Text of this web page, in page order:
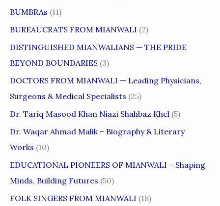
BUMBRAs (11)
BUREAUCRATS FROM MIANWALI (2)
DISTINGUISHED MIANWALIANS — THE PRIDE
BEYOND BOUNDARIES (3)
DOCTORS FROM MIANWALI — Leading Physicians,
Surgeons & Medical Specialists (25)
Dr. Tariq Masood Khan Niazi Shahbaz Khel (5)
Dr. Waqar Ahmad Malik – Biography & Literary
Works (10)
EDUCATIONAL PIONEERS OF MIANWALI – Shaping
Minds, Building Futures (50)
FOLK SINGERS FROM MIANWALI (18)